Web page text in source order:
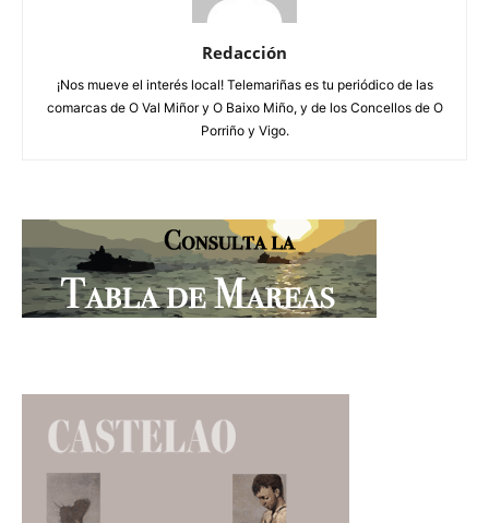
Redacción
¡Nos mueve el interés local! Telemariñas es tu periódico de las
comarcas de O Val Miñor y O Baixo Miño, y de los Concellos de O
Porriño y Vigo.